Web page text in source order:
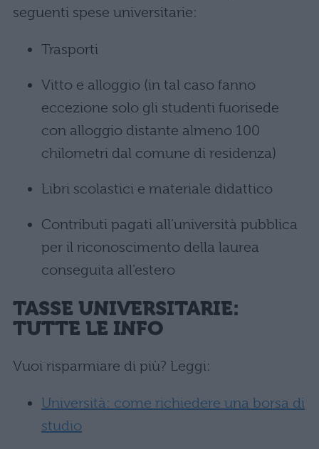
seguenti spese universitarie:
Trasporti
Vitto e alloggio (in tal caso fanno
eccezione solo gli studenti fuorisede
con alloggio distante almeno 100
chilometri dal comune di residenza)
Libri scolastici e materiale didattico
Contributi pagati all’università pubblica
per il riconoscimento della laurea
conseguita all’estero
TASSE UNIVERSITARIE:
TUTTE LE INFO
Vuoi risparmiare di più? Leggi:
Università: come richiedere una borsa di
studio